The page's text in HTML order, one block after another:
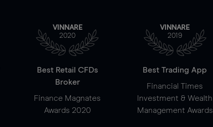
VINNARE
2020
Best Retail CFDs
Broker
Finance Magnates
Awards 2020
VINNARE
2019
Best Trading App
Financial Times
Investment & Wealth
Management Awards